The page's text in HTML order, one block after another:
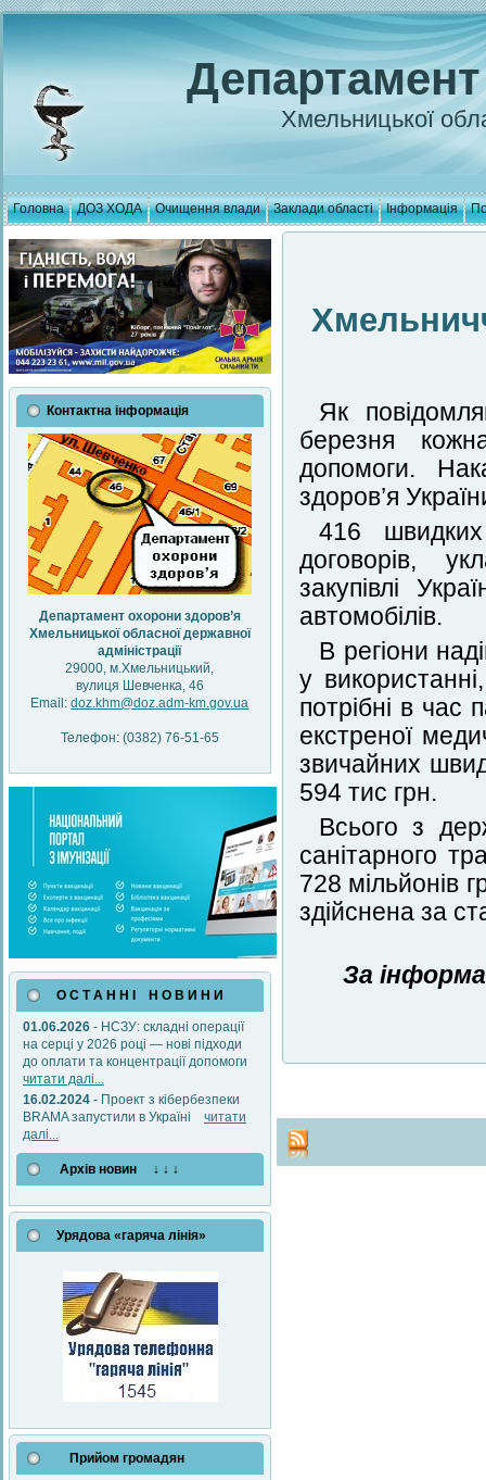
Хмельницької
Головна ДОЗ ХОДА Очищення влади Заклади області Інформація
Контактна інформація
Департамент охорони здоров’я
Хмельницької обласної державної
адміністрації
29000, м.Хмельницький,
вулиця Шевченка, 46
Email:doz.khm@doz.adm-km.gov.ua
Телефон: (0382) 76-51-65
О С Т А Н Н І Н О В И Н И
01.06.2026 - НСЗУ: складні операції
на серці у 2026 році — нові підходи
до оплати та концентрації допомоги
читати далі...
16.02.2024 - Проект з кібербезпеки
BRAMA запустили в Україні читати
далі...
Архів новин ↓ ↓ ↓
Урядова «гаряча лінія»
Прийом громадян
Як
березня
допомоги.
здоров’я
416 швидких
договорів,
закупівлі
автомобілів.
В регіони
у
потрібні в час
екстреної
звичайних
594 тис грн.
Всього з
санітарного
728 мільйонів
здійснена за
За